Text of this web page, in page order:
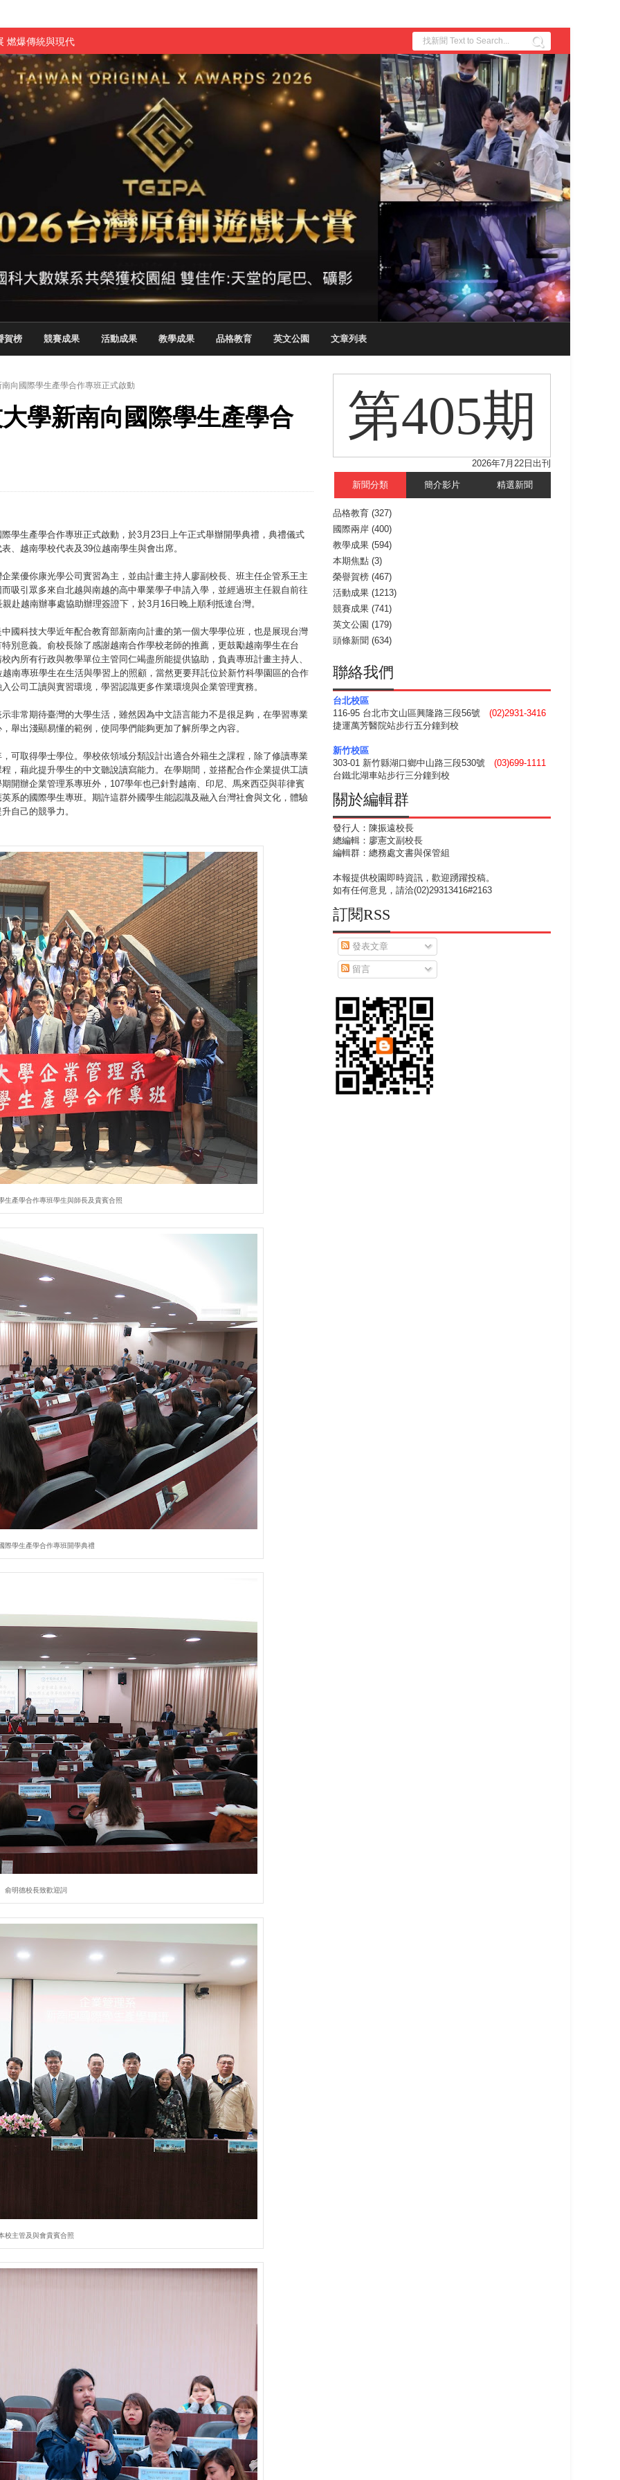
燃爆傳統與現代
創遊戲大賞雙佳作
專廣播詞競賽英文組佳作
型與數位正義
比賽」成績出爐
」 點亮智慧金融時代的跨域新局
戲抱回金點新秀獎
實務專題競賽第一名
2026 TSID 提出具體舊建築再利用提案
校院電腦動畫競賽嶄露頭角
典青銀共學、逐夢啟航
與「Wwise」雙認證
生蛻變成金融新星
賀榜 競賽成果 活動成果 教學成果 品格教育 英文公園 文章列表
向國際學生產學合作專班正式啟動
學新南向國際學生產學合
學生產學合作專班正式啟動，於3月23日上午正式舉辦開學典禮，典禮儀式
、越南學校代表及39位越南學生與會出席。
業優你康光學公司實習為主，並由計畫主持人廖副校長、班主任企管系王主
吸引眾多來自北越與南越的高中畢業學子申請入學，並經過班主任親自前往
赴越南辦事處協助辦理簽證下，於3月16日晚上順利抵達台灣。
國科技大學近年配合教育部新南向計畫的第一個大學學位班，也是展現台灣
別意義。俞校長除了感謝越南合作學校老師的推薦，更鼓勵越南學生在台
內所有行政與教學單位主管同仁竭盡所能提供協助，負責專班計畫主持人、
南專班學生在生活與學習上的照顧，當然更要拜託位於新竹科學園區的合作
公司工讀與實習環境，學習認識更多作業環境與企業管理實務。
非常期待臺灣的大學生活，雖然因為中文語言能力不是很足夠，在學習專業
舉出淺顯易懂的範例，使同學們能夠更加了解所學之內容。
可取得學士學位。學校依領域分類設計出適合外籍生之課程，除了修讀專業
，藉此提升學生的中文聽說讀寫能力。在學期間，並搭配合作企業提供工讀
開辦企業管理系專班外，107學年也已針對越南、印尼、馬來西亞與菲律賓
系的國際學生專班。期許這群外國學生能認識及融入台灣社會與文化，體驗
自己的競爭力。
生產學合作專班學生與師長及貴賓合照
際學生產學合作專班開學典禮
俞明德校長致歡迎詞
校主管及與會貴賓合照
第405期
2026年7月22日出刊
新聞分類 簡介影片 精選新聞
品格教育 (327)
國際兩岸 (400)
教學成果 (594)
本期焦點 (3)
榮譽賀榜 (467)
活動成果 (1213)
競賽成果 (741)
英文公園 (179)
頭條新聞 (634)
聯絡我們
台北校區
116-95 台北市文山區興隆路三段56號 (02)2931-3416
捷運萬芳醫院站步行五分鐘到校
新竹校區
303-01 新竹縣湖口鄉中山路三段530號 (03)699-1111
台鐵北湖車站步行三分鐘到校
關於編輯群
發行人：陳振遠校長
總編輯：廖憲文副校長
編輯群：總務處文書與保管組
本報提供校園即時資訊，歡迎踴躍投稿。
如有任何意見，請洽(02)29313416#2163
訂閱RSS
發表文章
留言